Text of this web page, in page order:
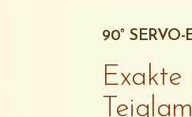
90°
Exakte